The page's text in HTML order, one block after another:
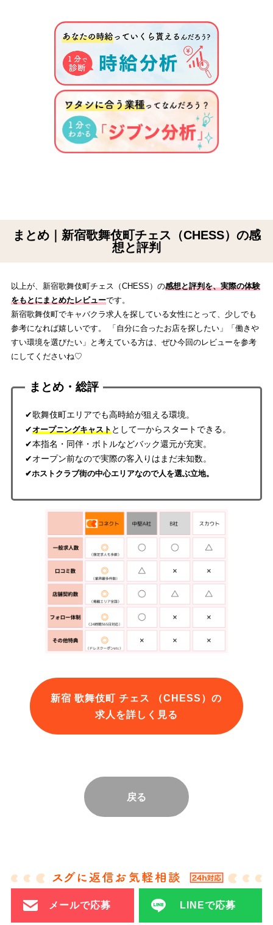
まとめ｜新宿歌舞伎町チェス（CHESS）の感
想と評判
以上が、新宿歌舞伎町チェス（CHESS）の感想と評判を、実際の体験
をもとにまとめたレビューです。
新宿歌舞伎町でキャバクラ求人を探している女性にとって、少しでも
参考になれば嬉しいです。 「自分に合ったお店を探したい」「働きや
すい環境を選びたい」と考えている方は、ぜひ今回のレビューを参考
にしてくださいね♡
まとめ・総評
✔歌舞伎町エリアでも高時給が狙える環境。
✔オープニングキャストとして一からスタートできる。
✔本指名・同伴・ボトルなどバック還元が充実。
✔オープン前なので実際の客入りはまだ未知数。
✔ホストクラブ街の中心エリアなので人を選ぶ立地。
新宿 歌舞伎町 チェス （CHESS）の
求人を詳しく見る
戻る
都道府県から探す
メールで応募 LINEで応募